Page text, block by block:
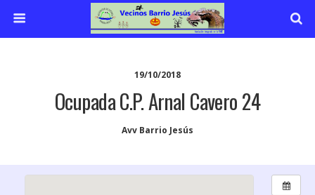
19/10/2018
Ocupada C.P. Arnal Cavero 24
Avv Barrio Jesús